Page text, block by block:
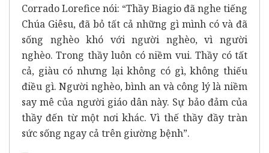
Corrado Lorefice nói: “Thầy Biagio đã nghe tiếng
Chúa Giêsu, đã bỏ tất cả những gì mình có và đã
sống nghèo khó với người nghèo, vì người
nghèo. Trong thầy luôn có niềm vui. Thầy có tất
cả, giàu có nhưng lại không có gì, không thiếu
điều gì. Người nghèo, bình an và công lý là niềm
say mê của người giáo dân này. Sự bảo đảm của
thầy đến từ một nơi khác. Vì thế thầy đầy tràn
sức sống ngay cả trên giường bệnh”.